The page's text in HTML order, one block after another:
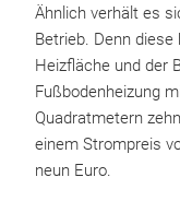
Ähnlich verhält es
Betrieb. Denn
Heizfläche und der
Fußbodenheizung
Quadratmetern
einem Strompreis
neun Euro.